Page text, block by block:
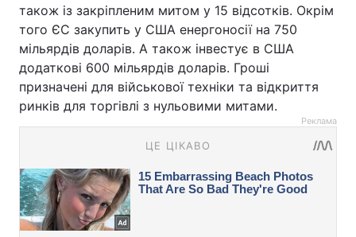
також із закріпленим митом у 15 відсотків. Окрім
того ЄС закупить у США енергоносії на 750
мільярдів доларів. А також інвестує в США
додаткові 600 мільярдів доларів. Гроші
призначені для військової техніки та відкриття
ринків для торгівлі з нульовими митами.
Реклама